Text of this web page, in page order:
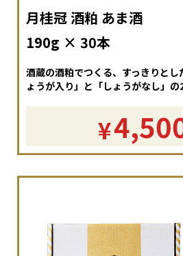
月桂冠 酒粕 あま酒
190g × 30本
酒蔵の酒粕でつくる、すっきりと
ょうが入り」と「しょうがなし」の
¥